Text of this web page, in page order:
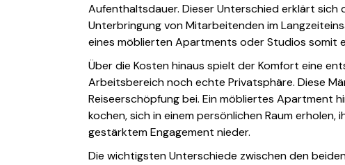
Aufenthaltsdauer. Dieser Unterschied erklärt
Unterbringung von Mitarbeitenden im
eines möblierten Apartments oder Studios somit
Über die Kosten hinaus spielt der Komfort eine
Arbeitsbereich noch echte Privatsphäre. Diese
Reiseerschöpfung bei. Ein möbliertes Apartment
kochen, sich in einem persönlichen Raum
gestärktem Engagement nieder.
Die wichtigsten Unterschiede zwischen den